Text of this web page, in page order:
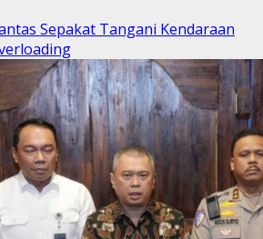
Sepakat Tangani Kendaraan